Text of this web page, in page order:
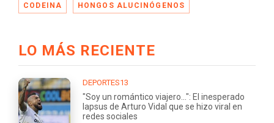
CODEINA HONGOS ALUCINÓGENOS
LO MÁS RECIENTE
DEPORTES13
"Soy un romántico viajero...": El inesperado
lapsus de Arturo Vidal que se hizo viral en
redes sociales